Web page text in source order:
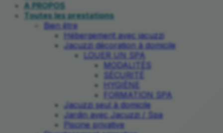
A PROPOS
Toutes les prestations
Bien être
Hébergement avec jacuzzi
Jacuzzi décoration à domicile
LOUER UN SPA
MODALITÉS
SÉCURITÉ
HYGIÈNE
FORMATION SPA
Jacuzzi seul à domicile
Jardin avec Jacuzzi / Spa
Piscine privative